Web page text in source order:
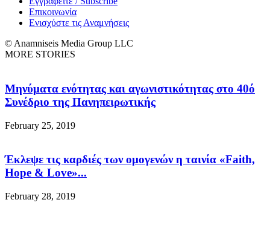
Επικοινωνία
Ενισχύστε τις Αναμνήσεις
© Anamniseis Media Group LLC
MORE STORIES
Μηνύματα ενότητας και αγωνιστικότητας στο 40ό
Συνέδριο της Πανηπειρωτικής
February 25, 2019
Έκλεψε τις καρδιές των ομογενών η ταινία «Faith,
Hope & Love»...
February 28, 2019